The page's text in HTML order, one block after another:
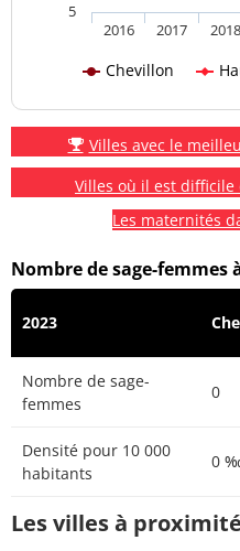
Chevillon
2016 2017 2018
5
Villes avec le
Villes où il est
Les maternités
Nombre de sage-femmes
2023
Nombre de sage-
femmes
0
Densité pour 10 000
habitants
0
Les villes à